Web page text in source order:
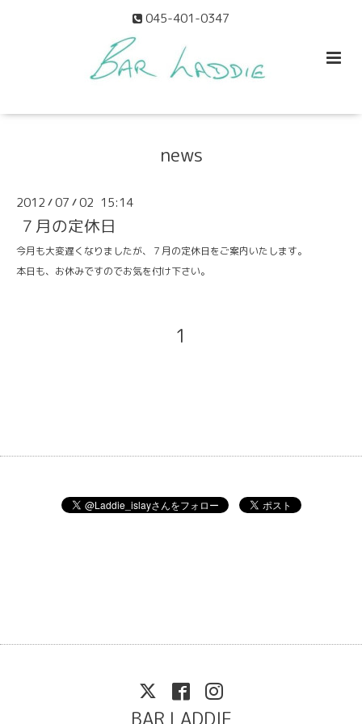
045-401-0347
news
2012 /07 /02 15:14
７月の定休日
今月も大変遅くなりましたが、 ７月の定休日をご案内いたします。
本日も、お休みですのでお気を付け下さい。
1
BAR LADDIE